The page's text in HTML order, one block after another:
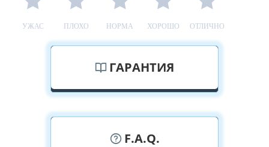
УЖАС ПЛОХО НОРМА ХОРОШО ОТЛИЧНО
ГАРАНТИЯ
F.A.Q.